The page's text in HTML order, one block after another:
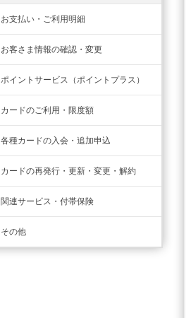
お支払い・ご利用明細
お客さま情報の確認・変更
ポイントサービス（ポイントプラス）
カードのご利用・限度額
各種カードの入会・追加申込
カードの再発行・更新・変更・解約
関連サービス・付帯保険
その他